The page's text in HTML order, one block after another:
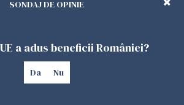
SONDAJ DE OPINIE
a adus beneficii României?
Da Nu